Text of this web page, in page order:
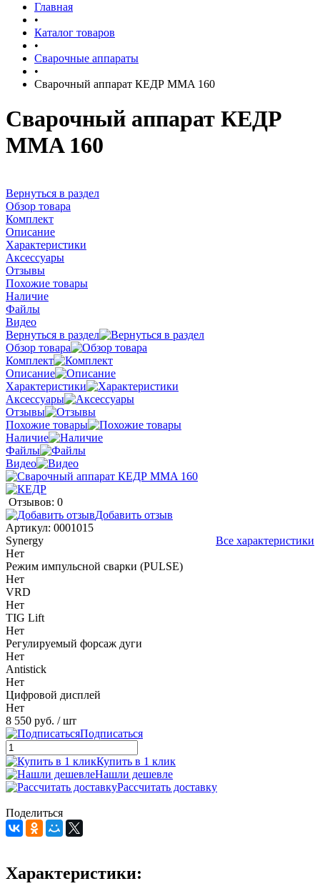
Главная
•
Каталог товаров
•
Сварочные аппараты
•
Сварочный аппарат КЕДР MMA 160
Сварочный аппарат КЕДР
MMA 160
Вернуться в раздел
Обзор товара
Комплект
Описание
Характеристики
Аксессуары
Отзывы
Похожие товары
Наличие
Файлы
Видео
Вернуться в раздел
Обзор товара
Комплект
Описание
Характеристики
Аксессуары
Отзывы
Похожие товары
Наличие
Файлы
Видео
Отзывов: 0
Добавить отзыв
Артикул: 0001015
Все характеристики
Synergy
Нет
Режим импульсной сварки (PULSE)
Нет
VRD
Нет
TIG Lift
Нет
Регулируемый форсаж дуги
Нет
Antistick
Нет
Цифровой дисплей
Нет
8 550 руб. / шт
Подписаться
Купить в 1 клик
Нашли дешевле
Рассчитать доставку
Поделиться
Характеристики: